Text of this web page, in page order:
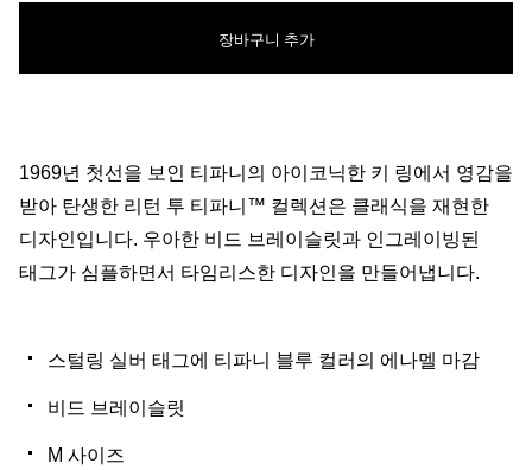
장바구니 추가
1969년 첫선을 보인 티파니의 아이코닉한 키 링에서 영감을
받아 탄생한 리턴 투 티파니™ 컬렉션은 클래식을 재현한
디자인입니다. 우아한 비드 브레이슬릿과 인그레이빙된
태그가 심플하면서 타임리스한 디자인을 만들어냅니다.
스털링 실버 태그에 티파니 블루 컬러의 에나멜 마감
비드 브레이슬릿
M 사이즈